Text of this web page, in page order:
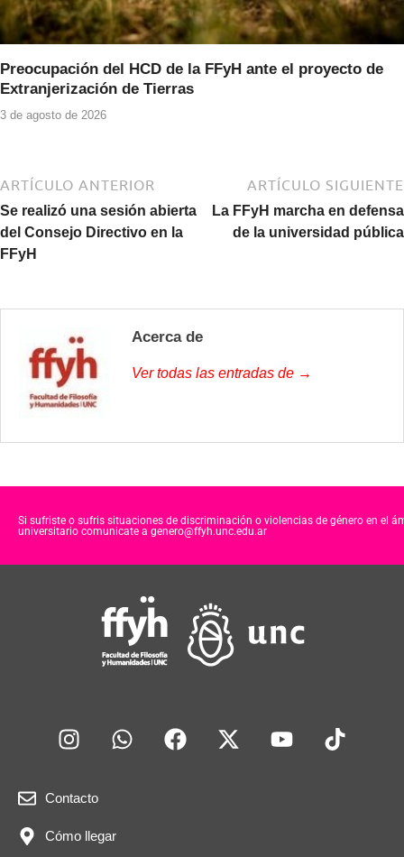
Preocupación del HCD de la FFyH ante el proyecto de
Extranjerización de Tierras
3 de agosto de 2026
ARTÍCULO ANTERIOR
Se realizó una sesión abierta
del Consejo Directivo en la
FFyH
ARTÍCULO SIGUIENTE
La FFyH marcha en defensa
de la universidad pública
Acerca de
Ver todas las entradas de →
Si sufriste o sufris situaciones de discriminación o violencias de género en el
universitario comunicate a genero@ffyh.unc.edu.ar
Contacto
Cómo llegar